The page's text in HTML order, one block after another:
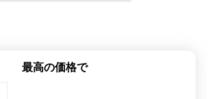
最高の価格で